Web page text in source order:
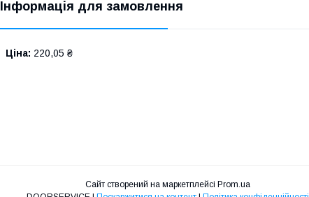
Інформація для замовлення
Ціна: 220,05 ₴
Сайт створений на маркетплейсі Prom.ua